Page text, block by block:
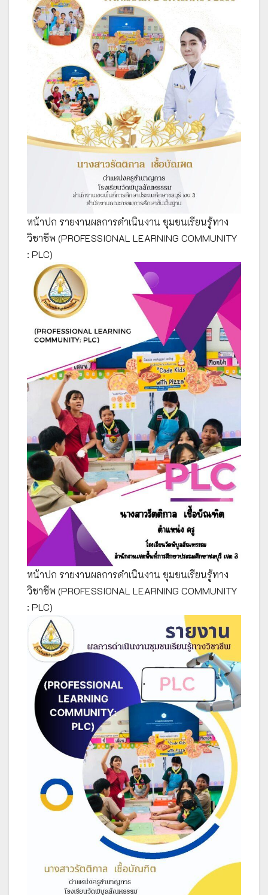
หน้าปก รายงานผลการดำเนินงาน ชุมชนเรียนรู้ทาง
วิชาชีพ (PROFESSIONAL LEARNING COMMUNITY
: PLC)
หน้าปก รายงานผลการดำเนินงาน ชุมชนเรียนรู้ทาง
วิชาชีพ (PROFESSIONAL LEARNING COMMUNITY
: PLC)